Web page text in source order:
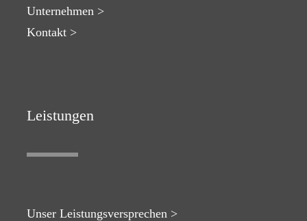
Unternehmen >
Kontakt >
Leistungen
Unser Leistungsversprechen >